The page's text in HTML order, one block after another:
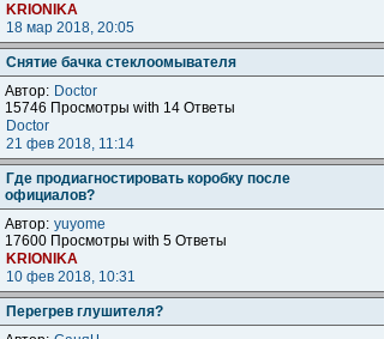
KRIONIKA
18 мар 2018, 20:05
Снятие бачка стеклоомывателя
Автор: Doctor
15746 Просмотры with 14 Ответы
Doctor
21 фев 2018, 11:14
Где продиагностировать коробку после
официалов?
Автор: yuyome
17600 Просмотры with 5 Ответы
KRIONIKA
10 фев 2018, 10:31
Перегрев глушителя?